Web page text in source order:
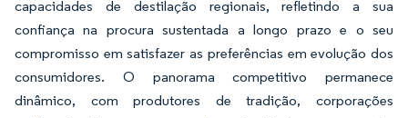
capacidades de destilação regionais, refletindo a sua
confiança na procura sustentada a longo prazo e o seu
compromisso em satisfazer as preferências em evolução dos
consumidores. O panorama competitivo permanece
dinâmico, com produtores de tradição, corporações